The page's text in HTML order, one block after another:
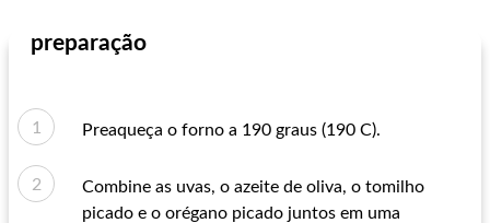
preparação
Preaqueça o forno a 190 graus (190 C).
Combine as uvas, o azeite de oliva, o tomilho
picado e o orégano picado juntos em uma